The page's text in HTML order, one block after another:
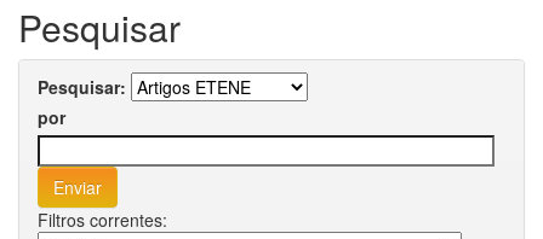
Pesquisar
Pesquisar:
por
Filtros correntes: